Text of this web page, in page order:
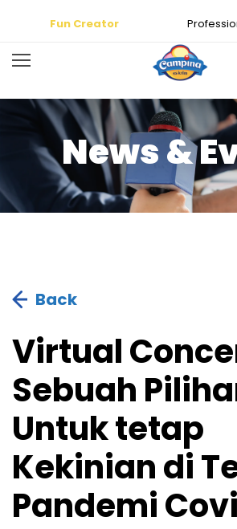
Fun Creator
News &
Back
Virtual
Sebuah
Untuk tetap
Kekinian di
Pandemi